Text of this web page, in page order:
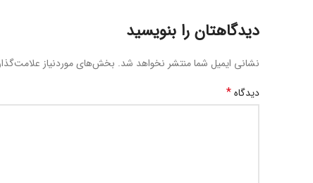
دیدگاهتان را بنویسید
نشانی ایمیل شما منتشر نخواهد شد. بخش‌های موردنیاز
دیدگاه*